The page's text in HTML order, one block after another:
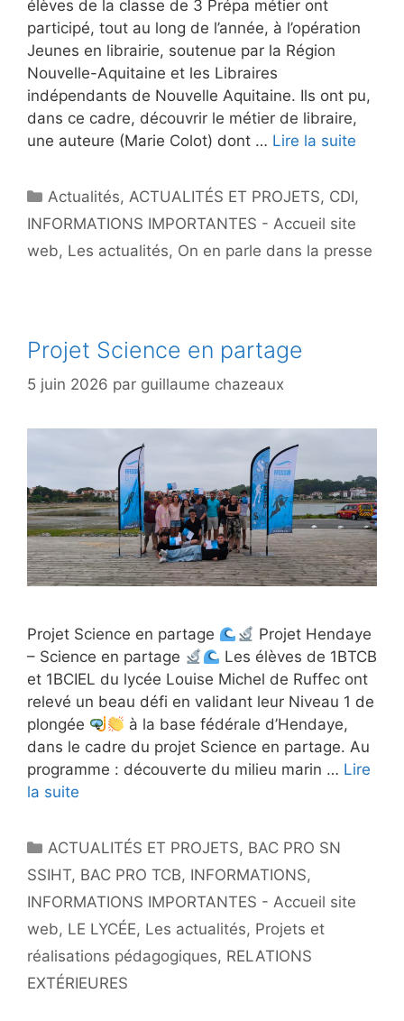
élèves de la classe de 3 Prépa métier ont
participé, tout au long de l’année, à l’opération
Jeunes en librairie, soutenue par la Région
Nouvelle-Aquitaine et les Libraires
indépendants de Nouvelle Aquitaine. Ils ont pu,
dans ce cadre, découvrir le métier de libraire,
une auteure (Marie Colot) dont … Lire la suite
Catégories
Actualités, ACTUALITÉS ET PROJETS, CDI,
INFORMATIONS IMPORTANTES - Accueil site
web, Les actualités, On en parle dans la presse
Projet Science en partage
5 juin 2026 par guillaume chazeaux
Projet Science en partage
Projet Hendaye
– Science en partage
Les élèves de 1BTCB
et 1BCIEL du lycée Louise Michel de Ruffec ont
relevé un beau défi en validant leur Niveau 1 de
plongée
à la base fédérale d’Hendaye,
dans le cadre du projet Science en partage. Au
programme : découverte du milieu marin … Lire
la suite
Catégories
ACTUALITÉS ET PROJETS, BAC PRO SN
SSIHT, BAC PRO TCB, INFORMATIONS,
INFORMATIONS IMPORTANTES - Accueil site
web, LE LYCÉE, Les actualités, Projets et
réalisations pédagogiques, RELATIONS
EXTÉRIEURES